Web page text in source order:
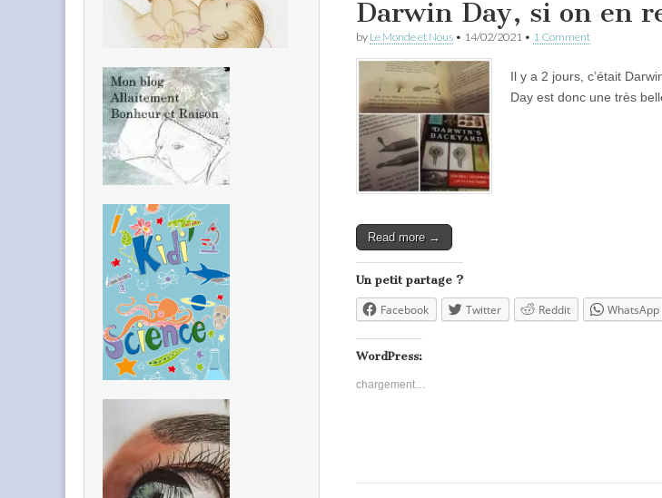
Darwin Day, si on en
by Le Monde et Nous • 14/02/2021 • 1 Comment
Il y a 2 jours, c’était
Day est donc une très
Read more →
Un petit partage ?
Facebook Twitter Reddit WhatsApp
WordPress:
chargement…